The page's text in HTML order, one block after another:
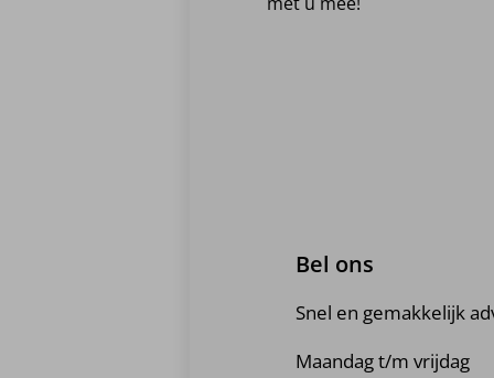
Bel ons
Snel en gemakkelijk
Maandag t/m vrijdag